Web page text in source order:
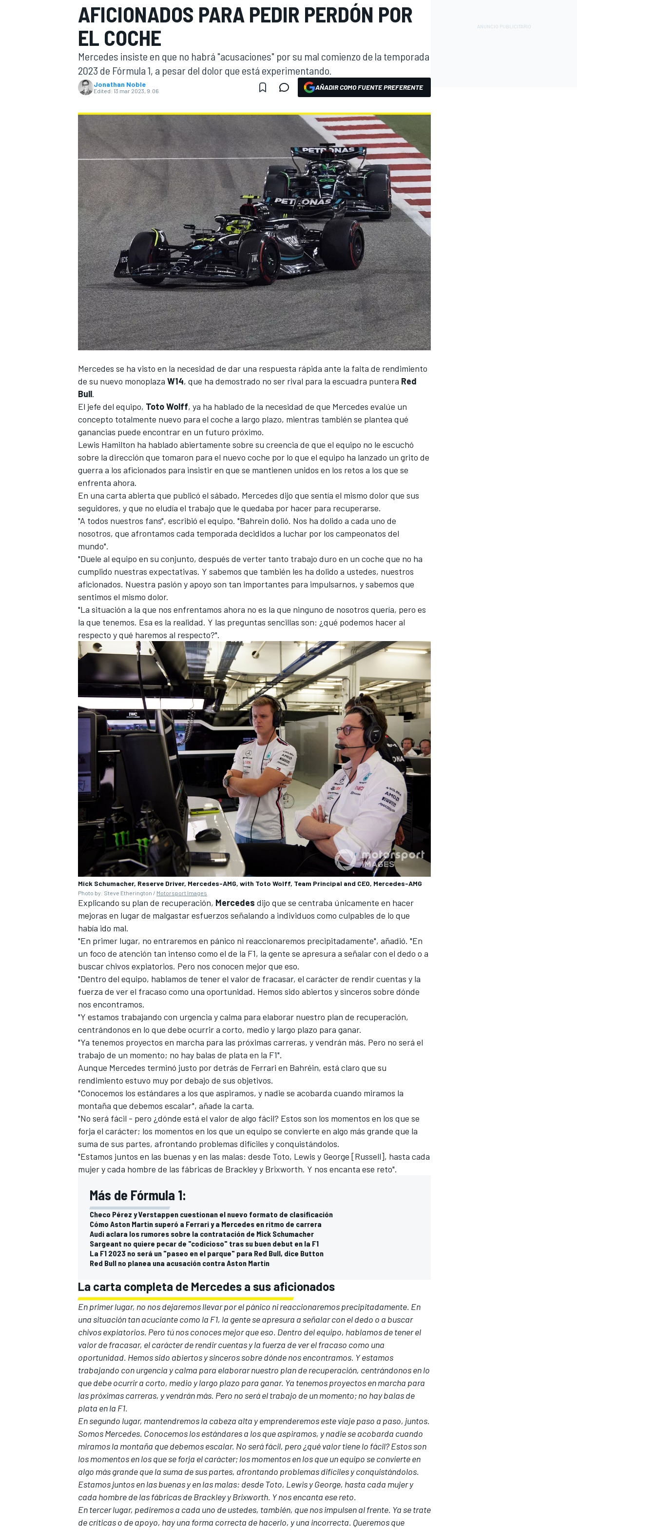
FÓRMULA E MOTO
MÁS
AFICIONADOS PARA PEDIR PERDÓN POR
EL COCHE
Mercedes insiste en que no habrá "acusaciones" por su mal comienzo de la temporada
2023 de Fórmula 1, a pesar del dolor que está experimentando.
Jonathan Noble
Edited: 13 mar 2023, 9:06 AÑADIR COMO FUENTE PREFERENTE
Mercedes se ha visto en la necesidad de dar una respuesta rápida ante la falta de rendimiento
de su nuevo monoplaza W14, que ha demostrado no ser rival para la escuadra puntera Red
Bull.
El jefe del equipo, Toto Wolff, ya ha hablado de la necesidad de que Mercedes evalúe un
concepto totalmente nuevo para el coche a largo plazo, mientras también se plantea qué
ganancias puede encontrar en un futuro próximo.
Lewis Hamilton ha hablado abiertamente sobre su creencia de que el equipo no le escuchó
sobre la dirección que tomaron para el nuevo coche por lo que el equipo ha lanzado un grito de
guerra a los aficionados para insistir en que se mantienen unidos en los retos a los que se
enfrenta ahora.
En una carta abierta que publicó el sábado, Mercedes dijo que sentía el mismo dolor que sus
seguidores, y que no eludía el trabajo que le quedaba por hacer para recuperarse.
"A todos nuestros fans", escribió el equipo. "Bahrein dolió. Nos ha dolido a cada uno de
nosotros, que afrontamos cada temporada decididos a luchar por los campeonatos del
mundo".
"Duele al equipo en su conjunto, después de verter tanto trabajo duro en un coche que no ha
cumplido nuestras expectativas. Y sabemos que también les ha dolido a ustedes, nuestros
aficionados. Nuestra pasión y apoyo son tan importantes para impulsarnos, y sabemos que
sentimos el mismo dolor.
"La situación a la que nos enfrentamos ahora no es la que ninguno de nosotros quería, pero es
la que tenemos. Esa es la realidad. Y las preguntas sencillas son: ¿qué podemos hacer al
respecto y qué haremos al respecto?".
Mick Schumacher, Reserve Driver, Mercedes-AMG, with Toto Wolff, Team Principal and CEO, Mercedes-AMG
Photo by: Steve Etherington / Motorsport Images
Explicando su plan de recuperación, Mercedes dijo que se centraba únicamente en hacer
mejoras en lugar de malgastar esfuerzos señalando a individuos como culpables de lo que
había ido mal.
"En primer lugar, no entraremos en pánico ni reaccionaremos precipitadamente", añadió. "En
un foco de atención tan intenso como el de la F1, la gente se apresura a señalar con el dedo o a
buscar chivos expiatorios. Pero nos conocen mejor que eso.
"Dentro del equipo, hablamos de tener el valor de fracasar, el carácter de rendir cuentas y la
fuerza de ver el fracaso como una oportunidad. Hemos sido abiertos y sinceros sobre dónde
nos encontramos.
"Y estamos trabajando con urgencia y calma para elaborar nuestro plan de recuperación,
centrándonos en lo que debe ocurrir a corto, medio y largo plazo para ganar.
"Ya tenemos proyectos en marcha para las próximas carreras, y vendrán más. Pero no será el
trabajo de un momento; no hay balas de plata en la F1".
Aunque Mercedes terminó justo por detrás de Ferrari en Bahréin, está claro que su
rendimiento estuvo muy por debajo de sus objetivos.
"Conocemos los estándares a los que aspiramos, y nadie se acobarda cuando miramos la
montaña que debemos escalar", añade la carta.
"No será fácil - pero ¿dónde está el valor de algo fácil? Estos son los momentos en los que se
forja el carácter; los momentos en los que un equipo se convierte en algo más grande que la
suma de sus partes, afrontando problemas difíciles y conquistándolos.
"Estamos juntos en las buenas y en las malas: desde Toto, Lewis y George [Russell], hasta cada
mujer y cada hombre de las fábricas de Brackley y Brixworth. Y nos encanta ese reto".
Más de Fórmula 1:
Checo Pérez y Verstappen cuestionan el nuevo formato de clasificación
Cómo Aston Martin superó a Ferrari y a Mercedes en ritmo de carrera
Audi aclara los rumores sobre la contratación de Mick Schumacher
Sargeant no quiere pecar de "codicioso" tras su buen debut en la F1
La F1 2023 no será un "paseo en el parque" para Red Bull, dice Button
Red Bull no planea una acusación contra Aston Martin
La carta completa de Mercedes a sus aficionados
En primer lugar, no nos dejaremos llevar por el pánico ni reaccionaremos precipitadamente. En
una situación tan acuciante como la F1, la gente se apresura a señalar con el dedo o a buscar
chivos expiatorios. Pero tú nos conoces mejor que eso. Dentro del equipo, hablamos de tener el
valor de fracasar, el carácter de rendir cuentas y la fuerza de ver el fracaso como una
oportunidad. Hemos sido abiertos y sinceros sobre dónde nos encontramos. Y estamos
trabajando con urgencia y calma para elaborar nuestro plan de recuperación, centrándonos en lo
que debe ocurrir a corto, medio y largo plazo para ganar. Ya tenemos proyectos en marcha para
las próximas carreras, y vendrán más. Pero no será el trabajo de un momento; no hay balas de
plata en la F1.
En segundo lugar, mantendremos la cabeza alta y emprenderemos este viaje paso a paso, juntos.
Somos Mercedes. Conocemos los estándares a los que aspiramos, y nadie se acobarda cuando
miramos la montaña que debemos escalar. No será fácil, pero ¿qué valor tiene lo fácil? Estos son
los momentos en los que se forja el carácter; los momentos en los que un equipo se convierte en
algo más grande que la suma de sus partes, afrontando problemas difíciles y conquistándolos.
Estamos juntos en las buenas y en las malas: desde Toto, Lewis y George, hasta cada mujer y
cada hombre de las fábricas de Brackley y Brixworth. Y nos encanta ese reto.
En tercer lugar, pediremos a cada uno de ustedes, también, que nos impulsen al frente. Ya se trate
de críticas o de apoyo, hay una forma correcta de hacerlo, y una incorrecta. Queremos que